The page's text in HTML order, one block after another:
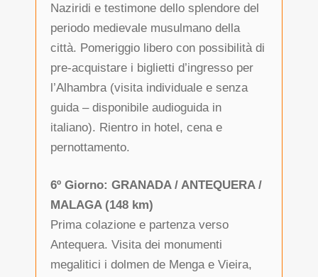
Naziridi e testimone dello splendore del
periodo medievale musulmano della
città. Pomeriggio libero con possibilità di
pre-acquistare i biglietti d’ingresso per
l’Alhambra (visita individuale e senza
guida – disponibile audioguida in
italiano). Rientro in hotel, cena e
pernottamento.
6º Giorno: GRANADA / ANTEQUERA /
MALAGA (148 km)
Prima colazione e partenza verso
Antequera. Visita dei monumenti
megalitici i dolmen de Menga e Vieira,